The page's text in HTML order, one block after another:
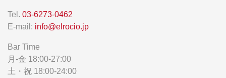
Tel. 03-6273-0462
E-mail: info@elrocio.jp
Bar Time
月-金 18:00-27:00
土・祝 18:00-24:00